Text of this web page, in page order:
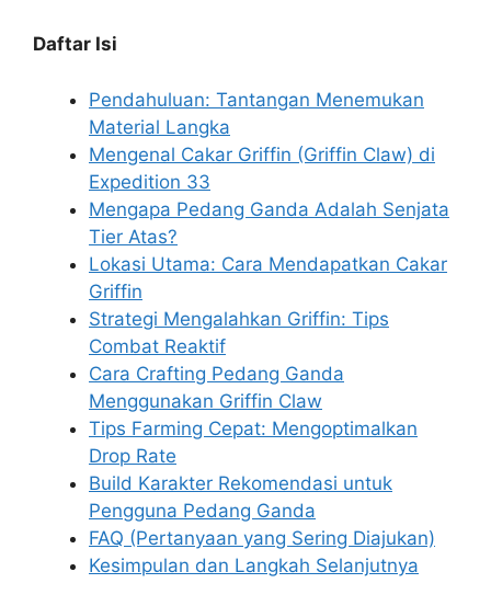
Daftar Isi
Pendahuluan: Tantangan Menemukan
Material Langka
Mengenal Cakar Griffin (Griffin Claw) di
Expedition 33
Mengapa Pedang Ganda Adalah Senjata
Tier Atas?
Lokasi Utama: Cara Mendapatkan Cakar
Griffin
Strategi Mengalahkan Griffin: Tips
Combat Reaktif
Cara Crafting Pedang Ganda
Menggunakan Griffin Claw
Tips Farming Cepat: Mengoptimalkan
Drop Rate
Build Karakter Rekomendasi untuk
Pengguna Pedang Ganda
FAQ (Pertanyaan yang Sering Diajukan)
Kesimpulan dan Langkah Selanjutnya